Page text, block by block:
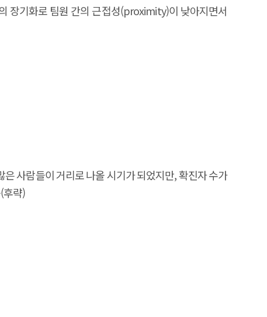
장기화로 팀원 간의 근접성(proximity)이 낮아지면서
사람들이 거리로 나올 시기가 되었지만, 확진자 수가
후략)